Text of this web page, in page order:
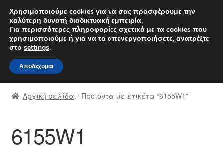
ΑΠΟΣΤΟΛΗ από 7 EUR
Δευτέρα-Παρ. 9 π.μ. - 4 μ.μ.
Απευθείας
μετάβαση
στην
πλοήγηση
Μετάβαση
σε
περιεχόμενο
Αρχική
Διαδικασία Παραπόνων
Επικοινωνία
Αρχική σελίδα Προϊόντα με ετικέτα “6155W1”
6155W1
Χρησιμοποιούμε cookies για να σας προσφέρουμε την
καλύτερη δυνατή διαδικτυακή εμπειρία.
Για περισσότερες πληροφορίες σχετικά με τα cookies που
χρησιμοποιούμε ή για να τα απενεργοποιήσετε, ανατρέξτε
στο settings.
Αποδέχομαι